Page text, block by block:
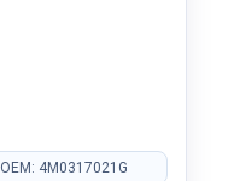
OEM: 4M0317021G